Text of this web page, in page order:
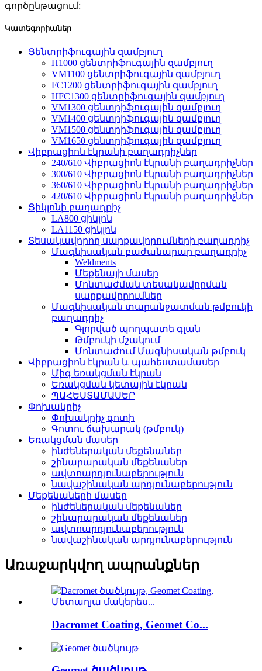
գործընթացում:
Կատեգորիաներ
Ցենտրիֆուգային զամբյուղ
H1000 ցենտրիֆուգային զամբյուղ
VM1100 ցենտրիֆուգային զամբյուղ
FC1200 ցենտրիֆուգային զամբյուղ
HFC1300 ցենտրիֆուգային զամբյուղ
VM1300 ցենտրիֆուգային զամբյուղ
VM1400 ցենտրիֆուգային զամբյուղ
VM1500 ցենտրիֆուգային զամբյուղ
VM1650 ցենտրիֆուգային զամբյուղ
Վիբրացիոն էկրանի բաղադրիչներ
240/610 Վիբրացիոն էկրանի բաղադրիչներ
300/610 Վիբրացիոն էկրանի բաղադրիչներ
360/610 Վիբրացիոն էկրանի բաղադրիչներ
420/610 Վիբրացիոն էկրանի բաղադրիչներ
Ցիկլոնի բաղադրիչ
LA800 ցիկլոն
LA1150 ցիկլոն
Տեսակավորող սարքավորումների բաղադրիչ
Մագնիսական բաժանարար բաղադրիչ
Weldments
Մեքենայի մասեր
Մոնտաժման տեսակավորման
սարքավորումներ
Մագնիսական տարանջատման թմբուկի
բաղադրիչ
Գլորված պողպատե գլան
Թմբուկի մշակում
Մոնտաժում Մագնիսական թմբուկ
Վիբրացիոն էկրան և պահեստամասեր
Միգ եռակցման էկրան
Եռակցման կետային էկրան
ՊԱՀԵՍՏԱՄԱՍԵՐ
Փոխակրիչ
Փոխակրիչ գոտի
Գոտու ճախարակ (թմբուկ)
Եռակցման մասեր
ինժեներական մեքենաներ
շինարարական մեքենաներ
ավտոարդյունաբերություն
նավաշինական արդյունաբերություն
Մեքենաների մասեր
ինժեներական մեքենաներ
շինարարական մեքենաներ
ավտոարդյունաբերություն
նավաշինական արդյունաբերություն
Առաջարկվող ապրանքներ
Dacromet Coating, Geomet Co...